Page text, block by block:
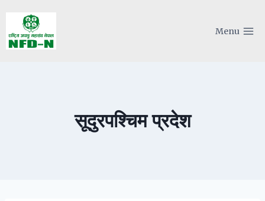
content
Menu
सूदुरपश्चिम प्रदेश